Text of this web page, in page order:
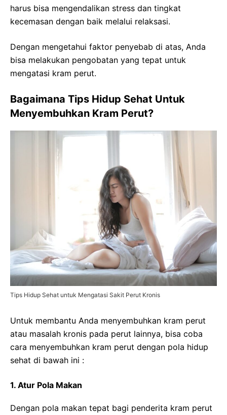
harus bisa mengendalikan stress dan tingkat
kecemasan dengan baik melalui relaksasi.
Dengan mengetahui faktor penyebab di atas, Anda
bisa melakukan pengobatan yang tepat untuk
mengatasi kram perut.
Bagaimana Tips Hidup Sehat Untuk
Menyembuhkan Kram Perut?
Tips Hidup Sehat untuk Mengatasi Sakit Perut Kronis
Untuk membantu Anda menyembuhkan kram perut
atau masalah kronis pada perut lainnya, bisa coba
cara menyembuhkan kram perut dengan pola hidup
sehat di bawah ini :
1. Atur Pola Makan
Dengan pola makan tepat bagi penderita kram perut